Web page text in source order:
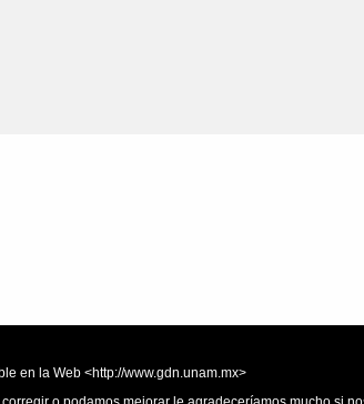
en la Web <http://www.gdn.unam.mx>